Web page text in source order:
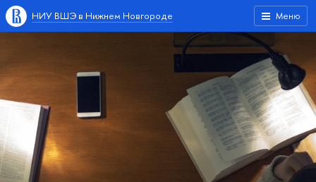
Меню
НИУ ВШЭ в Нижнем Новгороде